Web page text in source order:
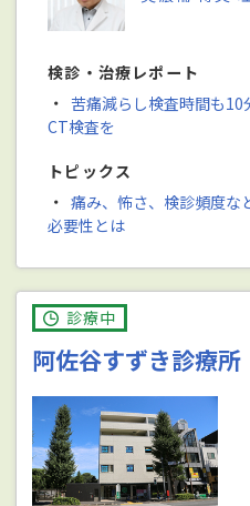
検診・治療レポート
・ 苦痛減らし検査時間も
CT検査を
トピックス
・ 痛み、怖さ、検診頻度な
必要性とは
診療中
阿佐谷すずき診療所